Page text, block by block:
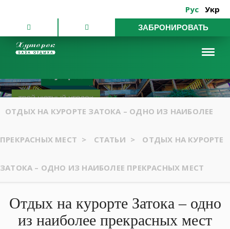
Рус Укр
ЗАБРОНИРОВАТЬ
ОТДЫХ НА КУРОРТЕ ЗАТОКА – ОДНО ИЗ НАИБОЛЕЕ
ПРЕКРАСНЫХ МЕСТ > СТАТЬИ > ОТДЫХ НА КУРОРТЕ
ЗАТОКА – ОДНО ИЗ НАИБОЛЕЕ ПРЕКРАСНЫХ МЕСТ
Отдых на курорте Затока – одно
из наиболее прекрасных мест